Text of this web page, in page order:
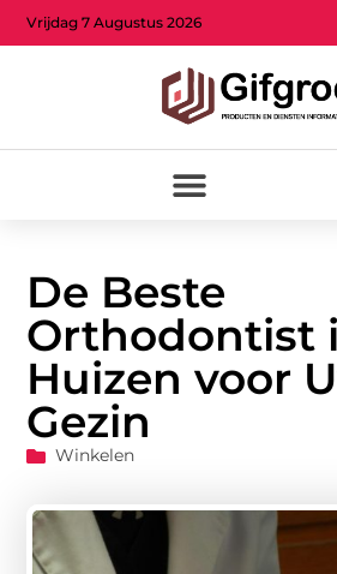
Vrijdag 7 Augustus 2026
De Beste
Orthodontist
Huizen voor
Gezin
Winkelen